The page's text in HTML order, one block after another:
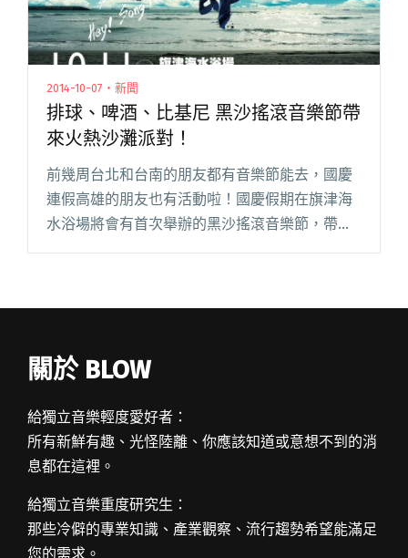
2014-10-07・新聞
排球、啤酒、比基尼 黑沙搖滾音樂節帶
來火熱沙灘派對！
前幾周台北和台南的朋友都有音樂節能去，國慶
連假高雄的朋友也有活動啦！國慶假期在旗津海
水浴場將會有首次舉辦的黑沙搖滾音樂節，帶來
音樂、啤酒、排球和比基尼！ 10/10首先會有好
關於 BLOW
給獨立音樂輕度愛好者：
所有新鮮有趣、光怪陸離、你應該知道或意想不到的消
息都在這裡。
給獨立音樂重度研究生：
那些冷僻的專業知識、產業觀察、流行趨勢希望能滿足
您的需求。